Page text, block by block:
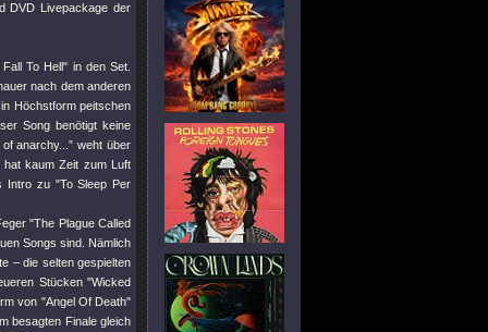
DVD Livepackage der
Fall To Hell" in den Set.
nach dem anderen
Höchstform peitschen
Song benötigt keine
anarchy...” weht über
kaum Zeit zum Luft
Intro zu "To Sleep Per
"The Plague Called
Songs sind. Nämlich
– die selten gespielten
Stücken"Wicked
von "Angel Of Death"
besagten Finale gleich